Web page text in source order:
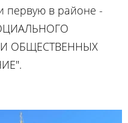
первую в районе -
ОБЩЕСТВЕННЫХ